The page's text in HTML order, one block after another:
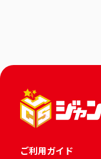
ご利用ガイド